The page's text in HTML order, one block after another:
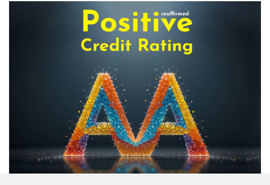
সংকুচিত হচ্ছে আর্থিক প্রতিষ্ঠান খাত